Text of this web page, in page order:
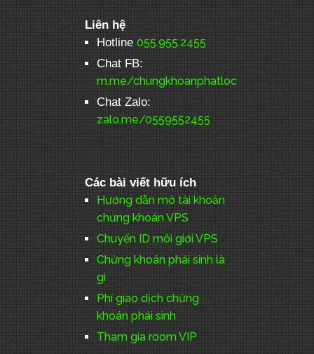
Liên hệ
Hotline 055.955.2455
Chat FB:
m.me/chungkhoanphatloc
Chat Zalo:
zalo.me/0559552455
Các bài viết hữu ích
Hướng dẫn mở tài khoản
chứng khoán VPS
Chuyển ID môi giới VPS
Chứng khoán phái sinh là
gì
Phí giao dịch chứng
khoán phái sinh
Tham gia room VIP